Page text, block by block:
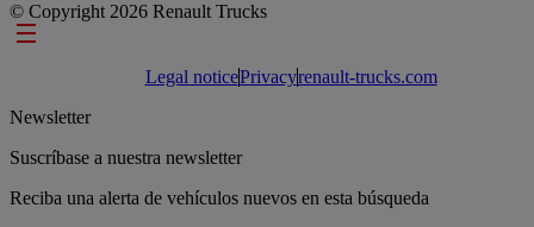
© Copyright 2026 Renault Trucks
Footer links
Legal noticePrivacyrenault-trucks.com
Newsletter
Suscríbase a nuestra newsletter
Reciba una alerta de vehículos nuevos en esta búsqueda